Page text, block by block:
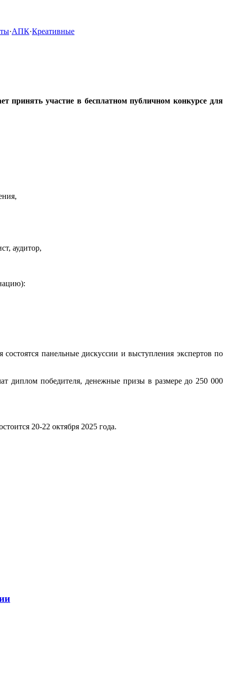
·АПК·Креативные
принять участие в бесплатном публичном конкурсе для
аудитор,
панельные дискуссии и выступления экспертов по
диплом победителя, денежные призы в размере до 250 000
20-22 октября 2025 года.